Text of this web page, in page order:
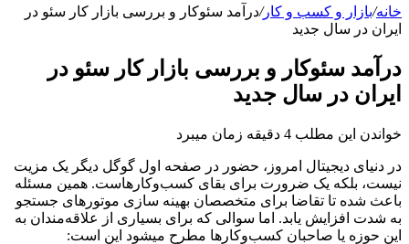
خانه/بازار و کسب و کار/درآمد سئوکار و بررسی بازار کار سئو در
ایران در سال جدید
درآمد سئوکار و بررسی بازار کار سئو در
ایران در سال جدید
خواندن این مطلب 4 دقیقه زمان میبرد
در دنیای دیجیتال امروز، حضور در صفحه اول گوگل دیگر یک مزیت
نیست، بلکه یک ضرورت برای بقای کسب‌وکارهاست. همین مسئله
باعث شده تا تقاضا برای متخصصان بهینه‌ سازی موتورهای جستجو
به شدت افزایش یابد. اما سوالی که برای بسیاری از علاقه‌مندان به
این حوزه یا صاحبان کسب‌وکارها مطرح میشود این است: